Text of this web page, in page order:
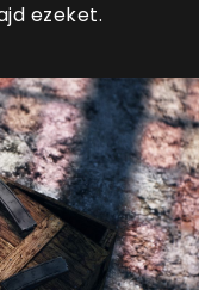
ezeket.